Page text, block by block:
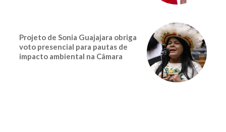
Projeto de Sonia Guajajara obriga
voto presencial para pautas de
impacto ambiental na Câmara